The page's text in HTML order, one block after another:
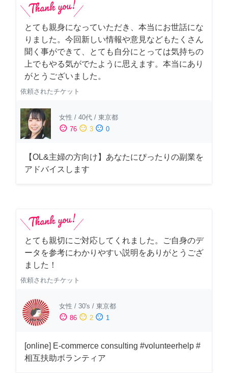
とても親身になっていただき、本当にお世話にな
りました。今回新しい情報や意見などもたくさん
聞く事ができて、とても自分にとっては気持ちの
上でもやる気がでたように思えます。本当にあり
がとうございました。
依頼されたチケット
女性 / 40代 / 東京都
sentiment_satisfied 76 sentiment_neutral 3 sentiment_dissatisfied 0
【OL&主婦の方向け】あなたにぴったりの副業を
アドバイスします
とても親切にご対応してくれました。ご自身のデ
ータを参考にわかりやすい説明をありがとうござ
ました！
依頼されたチケット
女性 / 30's / 東京都
sentiment_satisfied 86 sentiment_neutral 2 sentiment_dissatisfied 1
[online] E-commerce consulting #volunteerhelp #
相互扶助ボランティア